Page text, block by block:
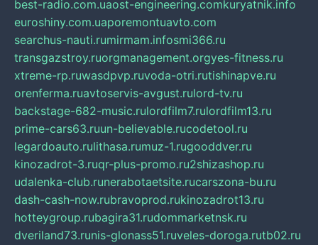
best-radio.com.uaost-engineering.comkuryatnik.info
euroshiny.com.uaporemontuavto.com
searchus-nauti.rumirmam.infosmi366.ru
transgazstroy.ruorgmanagement.orgyes-fitness.ru
xtreme-rp.ruwasdpvp.ruvoda-otri.rutishinapve.ru
orenferma.ruavtoservis-avgust.rulord-tv.ru
backstage-682-music.rulordfilm7.rulordfilm13.ru
prime-cars63.ruun-believable.rucodetool.ru
legardoauto.rulithasa.rumuz-1.rugooddver.ru
kinozadrot-3.ruqr-plus-promo.ru2shizashop.ru
udalenka-club.runerabotaetsite.rucarszona-bu.ru
dash-cash-now.rubravoprod.rukinozadrot13.ru
hotteygroup.rubagira31.rudommarketnsk.ru
dveriland73.runis-glonass51.ruveles-doroga.rutb02.ru